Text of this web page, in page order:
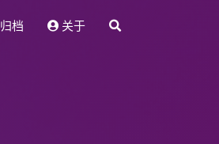
归档 关于